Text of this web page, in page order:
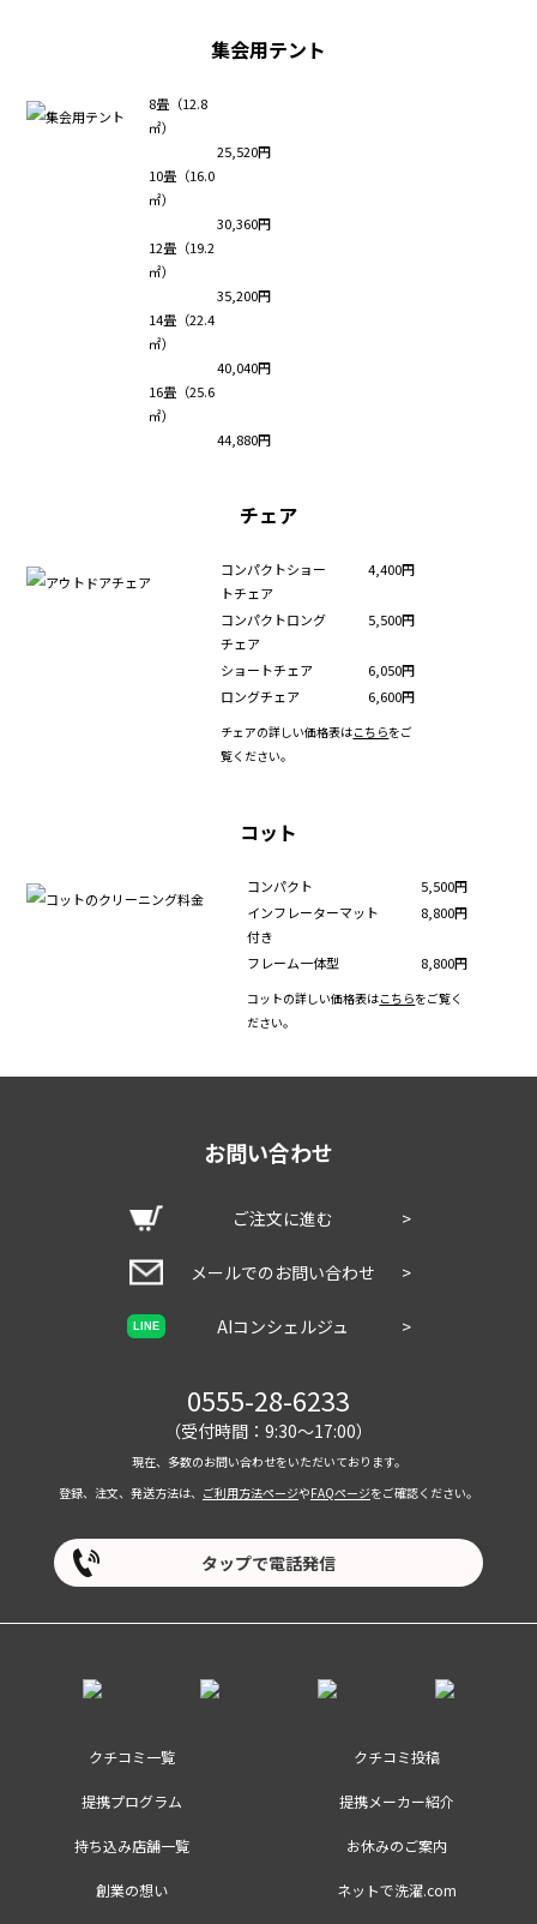
集会用テント
8畳（12.8
㎡）
25,520円
10畳（16.0
㎡）
30,360円
12畳（19.2
㎡）
35,200円
14畳（22.4
㎡）
40,040円
16畳（25.6
㎡）
44,880円
チェア
コンパクトショー
トチェア
4,400円
コンパクトロング
チェア
5,500円
ショートチェア
6,050円
ロングチェア
6,600円
チェアの詳しい価格表はこちらをご
覧ください。
コット
コンパクト
5,500円
インフレーターマット
付き
8,800円
フレーム一体型 8,800円
コットの詳しい価格表はこちらをご覧く
ださい。
お問い合わせ
ご注文に進む >
メールでのお問い合わせ >
LINE AIコンシェルジュ >
0555-28-6233
（受付時間：9:30～17:00）
現在、多数のお問い合わせをいただいております。
登録、注文、発送方法は、 ご利用方法ページやFAQページをご確認ください。
タップで電話発信
クチコミ一覧 クチコミ投稿
提携プログラム 提携メーカー紹介
持ち込み店舗一覧 お休みのご案内
創業の想い ネットで洗濯.com